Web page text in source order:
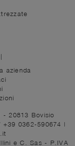
azienda
- 20813 Bovisio
+39 0362-590674 |
e C. Sas - P.IVA